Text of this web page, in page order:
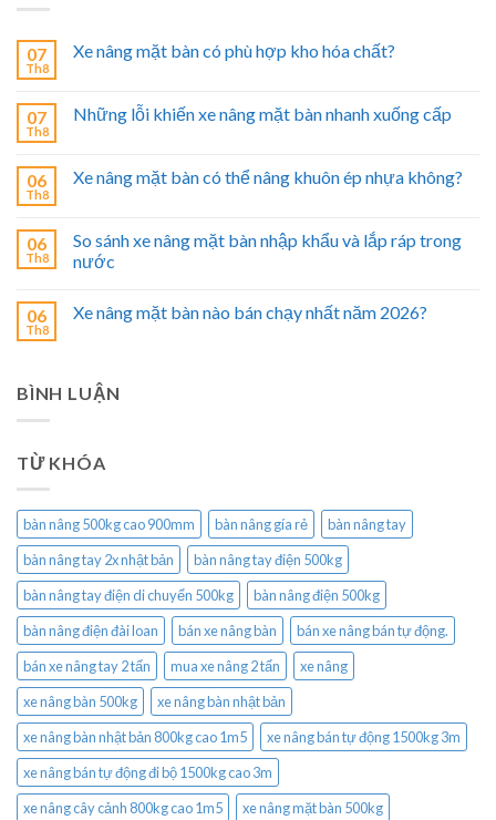
07
Th8
Xe nâng mặt bàn có phù hợp kho hóa chất?
07
Th8
Những lỗi khiến xe nâng mặt bàn nhanh xuống cấp
06
Th8
Xe nâng mặt bàn có thể nâng khuôn ép nhựa không?
06
Th8
So sánh xe nâng mặt bàn nhập khẩu và lắp ráp trong
nước
06
Th8
Xe nâng mặt bàn nào bán chạy nhất năm 2026?
BÌNH LUẬN
TỪ KHÓA
bàn nâng 500kg cao 900mm bàn nâng gía rẻ
bàn nâng tay
bàn nâng tay 2x nhật bản
bàn nâng tay điện 500kg
bàn nâng tay điện di chuyển 500kg
bàn nâng điện 500kg
bàn nâng điện đài loan
bán xe nâng bàn
bán xe nâng bán tự động.
bán xe nâng tay 2 tấn
mua xe nâng 2 tấn
xe nâng
xe nâng bàn 500kg
xe nâng bàn nhật bản
xe nâng bàn nhật bản 800kg cao 1m5
xe nâng bán tự động 1500kg 3m
xe nâng bán tự động đi bộ 1500kg cao 3m
xe nâng cây cảnh 800kg cao 1m5
xe nâng mặt bàn 500kg